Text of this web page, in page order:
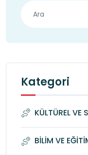
Kategori
KÜLTÜREL VE
BİLİM VE